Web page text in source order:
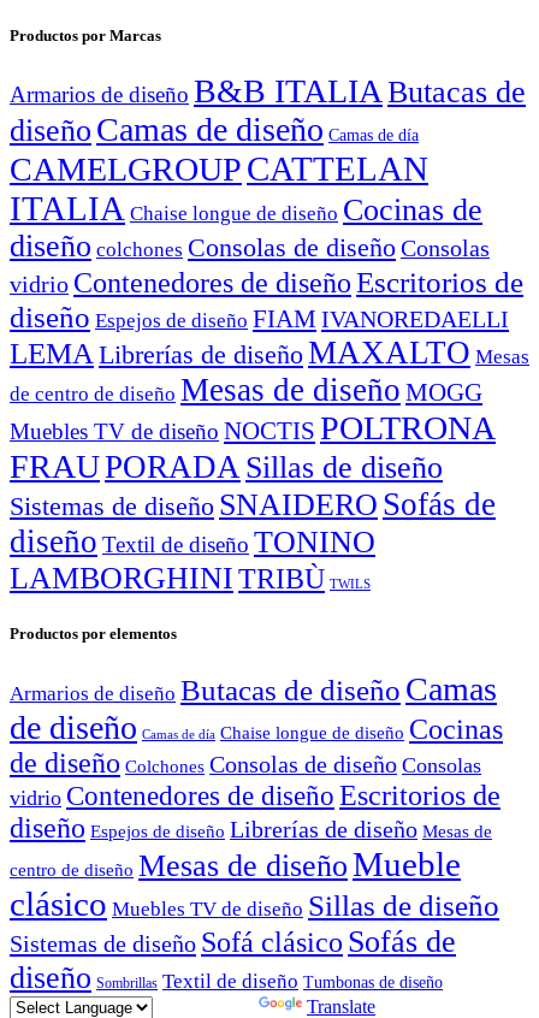
Productos por Marcas
Armarios de diseño B&B ITALIAButacas de
diseño Camas de diseño Camas de día
CAMELGROUPCATTELAN
ITALIA Chaise longue de diseño Cocinas de
diseño colchones Consolas de diseñoConsolas
vidrio Contenedores de diseñoEscritorios de
diseño Espejos de diseño FIAM IVANOREDAELLI
LEMA Librerías de diseñoMAXALTO Mesas
de centro de diseño Mesas de diseño MOGG
Muebles TV de diseño NOCTIS POLTRONA
FRAUPORADASillas de diseño
Sistemas de diseño SNAIDERO Sofás de
diseño Textil de diseño TONINO
LAMBORGHINITRIBÙ TWILS
Productos por elementos
Armarios de diseño Butacas de diseño Camas
de diseño Camas de día Chaise longue de diseño Cocinas
de diseño Colchones Consolas de diseño Consolas
vidrio Contenedores de diseño Escritorios de
diseño Espejos de diseño Librerías de diseño Mesas de
centro de diseño Mesas de diseñoMueble
clásico Muebles TV de diseño Sillas de diseño
Sistemas de diseño Sofá clásico Sofás de
diseño Sombrillas Textil de diseño Tumbonas de diseño
Translate